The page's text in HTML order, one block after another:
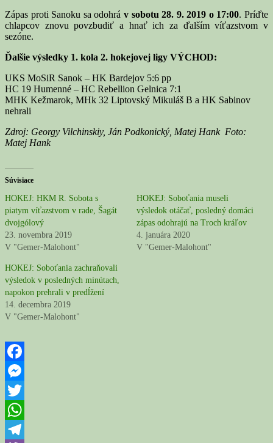
Zápas proti Sanoku sa odohrá v sobotu 28. 9. 2019 o 17:00. Príďte
chlapcov znovu povzbudiť a hnať ich za ďalším víťazstvom v
sezóne.
Ďalšie výsledky 1. kola 2. hokejovej ligy VÝCHOD:
UKS MoSiR Sanok – HK Bardejov 5:6 pp
HC 19 Humenné – HC Rebellion Gelnica 7:1
MHK Kežmarok, MHk 32 Liptovský Mikuláš B a HK Sabinov
nehrali
Zdroj: Georgy Vilchinskiy, Ján Podkonický, Matej Hank Foto:
Matej Hank
Súvisiace
HOKEJ: HKM R. Sobota s
piatym víťazstvom v rade, Šagát
dvojgólový
23. novembra 2019
V "Gemer-Malohont"
HOKEJ: Soboťania museli
výsledok otáčať, posledný domáci
zápas odohrajú na Troch kráľov
4. januára 2020
V "Gemer-Malohont"
HOKEJ: Soboťania zachraňovali
výsledok v posledných minútach,
napokon prehrali v predĺžení
14. decembra 2019
V "Gemer-Malohont"
Facebook
Messenger
Twitter
WhatsApp